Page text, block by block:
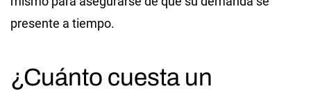
presente a tiempo.
¿Cuánto cuesta un